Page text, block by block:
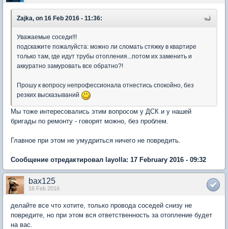
Zajka, on 16 Feb 2016 - 11:36:
Уважаемые соседи!!!
подскажите пожалуйста: можно ли сломать стяжку в квартире
только там, где идут трубы отопления...потом их заменить и
аккуратно замуровать все обратно?!
Прошу к вопросу непрофессионала отнестись спокойно, без
резких высказываний
Мы тоже интересовались этим вопросом у ДСК и у нашей
бригады по ремонту - говорят можно, без проблем.
Главное при этом не умудриться ничего не повредить.
Сообщение отредактировал layolla: 17 February 2016 - 09:32
bax125
16 Feb 2016
делайте все что хотите, только провода соседей снизу не
повредите, но при этом вся ответственность за отопление будет
на вас.